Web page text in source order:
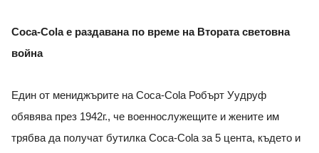
Coca-Cola e раздавана по време на Втората световна
война
Един от мениджърите на Coca-Cola Робърт Уудруф
обявява през 1942г., че военнослужещите и жените им
трябва да получат бутилка Coca-Cola за 5 цента, където и